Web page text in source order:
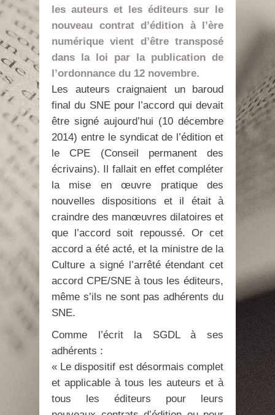
les auteurs et les éditeurs sur le
nouveau contrat d’édition à l’ère
numérique vient d’être transposé
dans la loi par la publication de
l’ordonnance du 12 novembre.
Les auteurs craignaient un baroud
final du SNE pour l’accord qui devait
être signé aujourd’hui (10 décembre
2014) entre le syndicat de l’édition et
le CPE (Conseil permanent des
écrivains). Il fallait en effet compléter
la mise en œuvre pratique des
nouvelles dispositions et il était à
craindre des manœuvres dilatoires et
que l’accord soit repoussé. Or cet
accord a été acté, et la ministre de la
Culture a signé l’arrêté étendant cet
accord CPE/SNE à tous les éditeurs,
même s’ils ne sont pas adhérents du
SNE.
Comme l’écrit la SGDL à ses
adhérents :
« Le dispositif est désormais complet
et applicable à tous les auteurs et à
tous les éditeurs pour leurs